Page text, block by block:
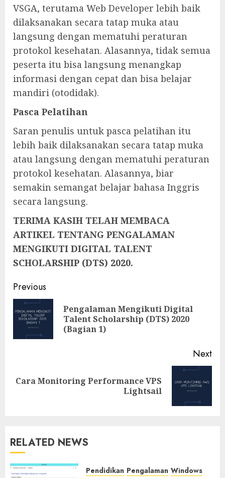
VSGA, terutama Web Developer lebih baik
dilaksanakan secara tatap muka atau
langsung dengan mematuhi peraturan
protokol kesehatan. Alasannya, tidak semua
peserta itu bisa langsung menangkap
informasi dengan cepat dan bisa belajar
mandiri (otodidak).
Pasca Pelatihan
Saran penulis untuk pasca pelatihan itu
lebih baik dilaksanakan secara tatap muka
atau langsung dengan mematuhi peraturan
protokol kesehatan. Alasannya, biar
semakin semangat belajar bahasa Inggris
secara langsung.
TERIMA KASIH TELAH MEMBACA
ARTIKEL TENTANG PENGALAMAN
MENGIKUTI DIGITAL TALENT
SCHOLARSHIP (DTS) 2020.
Previous
Pengalaman Mengikuti Digital
Talent Scholarship (DTS) 2020
(Bagian 1)
Next
Cara Monitoring Performance VPS
Lightsail
RELATED NEWS
Pendidikan Pengalaman Windows